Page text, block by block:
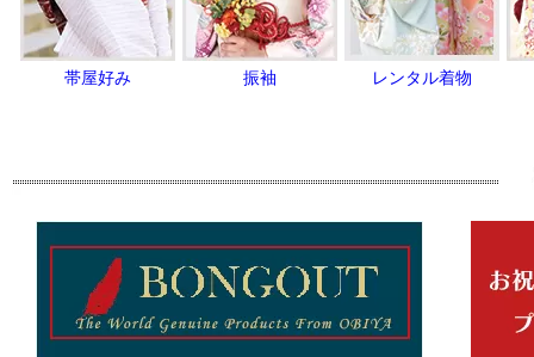
帯屋好み 振袖 レンタル着物